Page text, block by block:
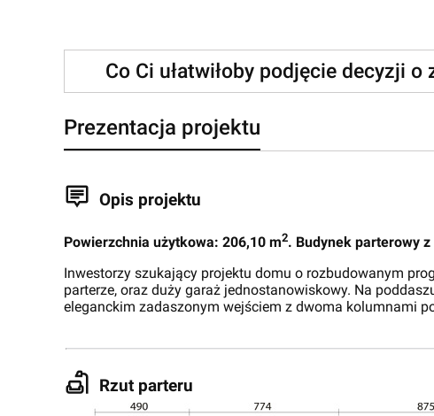
Co Ci ułatwiłoby podjęcie decyzji
Prezentacja projektu
Opis projektu
Powierzchnia użytkowa: 206,10 m2. Budynek parterowy
Inwestorzy szukający projektu domu o rozbudowanym
parterze, oraz duży garaż jednostanowiskowy. Na
eleganckim zadaszonym wejściem z dwoma kolumnami
Rzut parteru